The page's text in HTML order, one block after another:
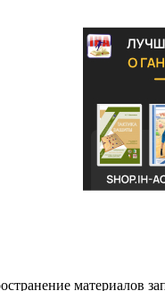
материалов